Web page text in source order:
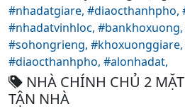
#nhadatgiare, #diaocthanhpho,
#nhadatvinhloc, #bankhoxuong,
#sohongrieng, #khoxuonggiare,
#diaocthanhpho, #alonhadat,
NHÀ CHÍNH CHỦ 2
TẬN NHÀ